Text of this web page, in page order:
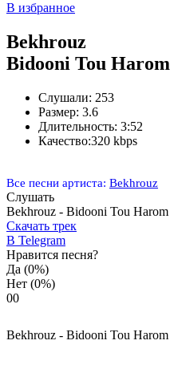
В избранное
Bekhrouz
Bidooni Tou Harom
Слушали: 253
Размер: 3.6
Длительность: 3:52
Качество:320 kbps
Все песни артиста: Bekhrouz
Слушать
Bekhrouz - Bidooni Tou Harom
Скачать трек
В Telegram
Нравится песня?
Да (0%)
Нет (0%)
00
Bekhrouz - Bidooni Tou Harom